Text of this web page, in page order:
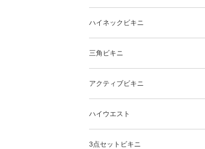
ハイネックビキニ
三角ビキニ
アクティブビキニ
ハイウエスト
3点セットビキニ